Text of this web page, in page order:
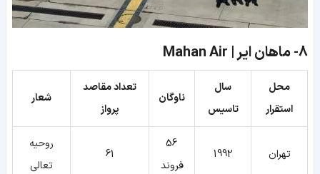
8- ماهان ایر | Mahan Air
محل
استقرار
سال
تاسیس
ناوگان
تعداد مقاصد
پرواز
شعار
تهران 1992
56
فروند
61
روحیه
تعالی